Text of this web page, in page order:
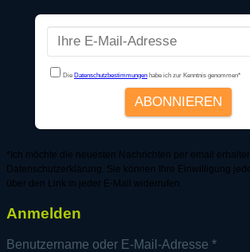
*Ich möchte die neuesten Nachrichten per email
Datenschutzerklärung. Sie können Ihre Einwilligung
über den Link in jeder E-Mail widerrufen.
Anmelden
Benutzername oder E-Mail-Adresse *